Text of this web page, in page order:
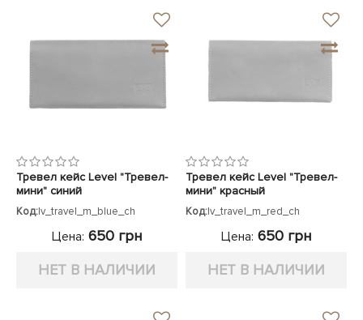
Тревел кейс Level "Тревел-
мини" синий
Код:lv_travel_m_blue_ch
Цена: 650 грн
НЕТ В НАЛИЧИИ
Тревел кейс Level "Тревел-
мини" красный
Код:lv_travel_m_red_ch
Цена: 650 грн
НЕТ В НАЛИЧИИ